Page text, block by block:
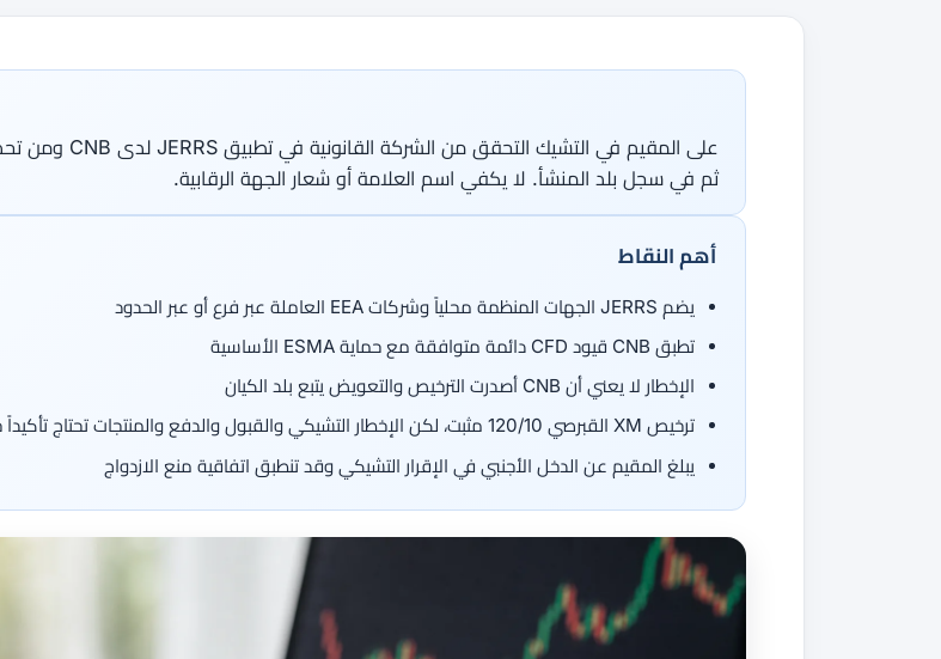
من 50 عملة، اتجاهان.
ثم في سجل بلد المنشأ. لا يكفي اسم العلامة أو شعار الجهة الرقابية.
أهم النقاط
يضم JERRS الجهات المنظمة محلياً وشركات EEA العاملة عبر فرع أو عبر الحدود
تطبق CNB قيود CFD دائمة متوافقة مع حماية ESMA الأساسية
الإخطار لا يعني أن CNB أصدرت الترخيص والتعويض يتبع بلد الكيان
ترخيص XM القبرصي 120/10 مثبت، لكن الإخطار التشيكي والقبول والدفع والمنتجات تحتاج تأكيداً حياً
يبلغ المقيم عن الدخل الأجنبي في الإقرار التشيكي وقد تنطبق اتفاقية منع الازدواج